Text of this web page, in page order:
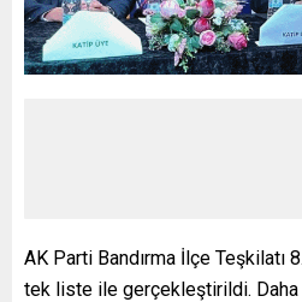
AK Parti Bandırma İlçe Teşkilatı
tek liste ile gerçekleştirildi.